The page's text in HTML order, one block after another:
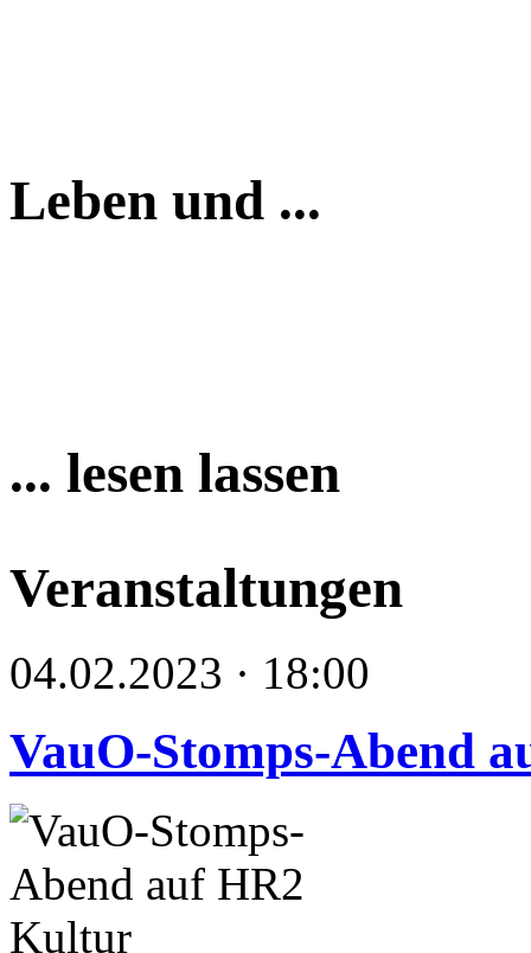
Leben und ...
... lesen lassen
Veranstaltungen
04.02.2023 · 18:00
VauO-Stomps-Abend